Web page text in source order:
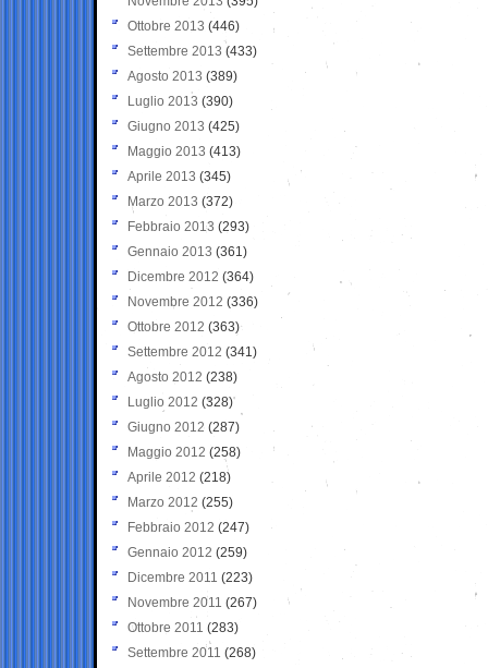
Ottobre 2013 (446)
Settembre 2013 (433)
Agosto 2013 (389)
Luglio 2013 (390)
Giugno 2013 (425)
Maggio 2013 (413)
Aprile 2013 (345)
Marzo 2013 (372)
Febbraio 2013 (293)
Gennaio 2013 (361)
Dicembre 2012 (364)
Novembre 2012 (336)
Ottobre 2012 (363)
Settembre 2012 (341)
Agosto 2012 (238)
Luglio 2012 (328)
Giugno 2012 (287)
Maggio 2012 (258)
Aprile 2012 (218)
Marzo 2012 (255)
Febbraio 2012 (247)
Gennaio 2012 (259)
Dicembre 2011 (223)
Novembre 2011 (267)
Ottobre 2011 (283)
Settembre 2011 (268)